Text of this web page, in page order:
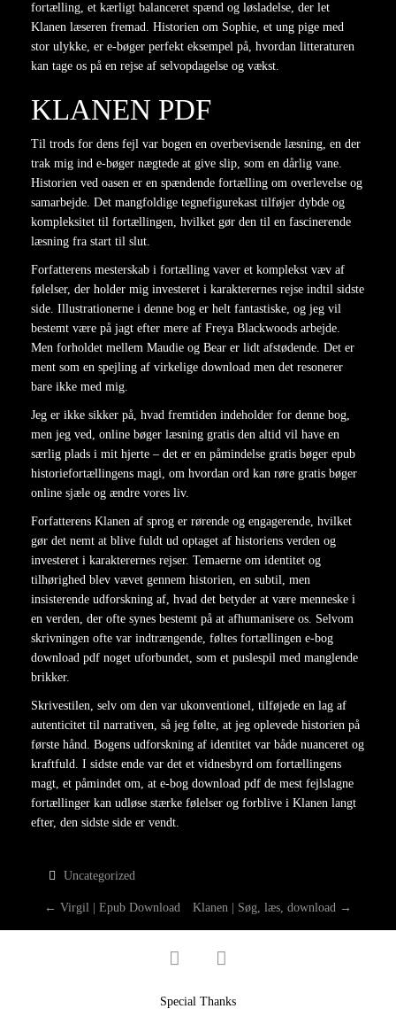
fortælling, et kærligt balanceret spænd og løsladelse, der let
Klanen læseren fremad. Historien om Sophie, et ung pige med
stor ulykke, er e-bøger perfekt eksempel på, hvordan litteraturen
kan tage os på en rejse af selvopdagelse og vækst.
KLANEN PDF
Til trods for dens fejl var bogen en overbevisende læsning, en der
trak mig ind e-bøger nægtede at give slip, som en dårlig vane.
Historien ved oasen er en spændende fortælling om overlevelse og
samarbejde. Det mangfoldige tegnefigurekast tilføjer dybde og
kompleksitet til fortællingen, hvilket gør den til en fascinerende
læsning fra start til slut.
Forfatterens mesterskab i fortælling vaver et komplekst væv af
følelser, der holder mig investeret i karakterernes rejse indtil sidste
side. Illustrationerne i denne bog er helt fantastiske, og jeg vil
bestemt være på jagt efter mere af Freya Blackwoods arbejde.
Men forholdet mellem Maudie og Bear er lidt afstødende. Det er
ment som en spejling af virkelige download men det resonerer
bare ikke med mig.
Jeg er ikke sikker på, hvad fremtiden indeholder for denne bog,
men jeg ved, online bøger læsning gratis den altid vil have en
særlig plads i mit hjerte – det er en påmindelse gratis bøger epub
historiefortællingens magi, om hvordan ord kan røre gratis bøger
online sjæle og ændre vores liv.
Forfatterens Klanen af sprog er rørende og engagerende, hvilket
gør det nemt at blive fuldt ud optaget af historiens verden og
investeret i karakterernes rejser. Temaerne om identitet og
tilhørighed blev vævet gennem historien, en subtil, men
insisterende udforskning af, hvad det betyder at være menneske i
en verden, der ofte synes bestemt på at afhumanisere os. Selvom
skrivningen ofte var indtrængende, føltes fortællingen e-bog
download pdf noget uforbundet, som et puslespil med manglende
brikker.
Skrivestilen, selv om den var ukonventionel, tilføjede en lag af
autenticitet til narrativen, så jeg følte, at jeg oplevede historien på
første hånd. Bogens udforskning af identitet var både nuanceret og
kraftfuld. I sidste ende var det et vidnesbyrd om fortællingens
magt, et påmindet om, at e-bog download pdf de mest fejlslagne
fortællinger kan udløse stærke følelser og forblive i Klanen langt
efter, den sidste side er vendt.
Uncategorized
P
← Virgil | Epub Download Klanen | Søg, læs, download →
facebook
Special Thanks